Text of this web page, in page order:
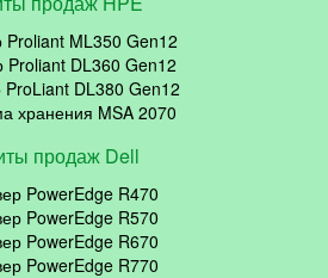
Proliant ML350 Gen12
Proliant DL360 Gen12
DL380 Gen12
хранения MSA 2070
продаж Dell
PowerEdge R470
PowerEdge R570
PowerEdge R670
PowerEdge R770